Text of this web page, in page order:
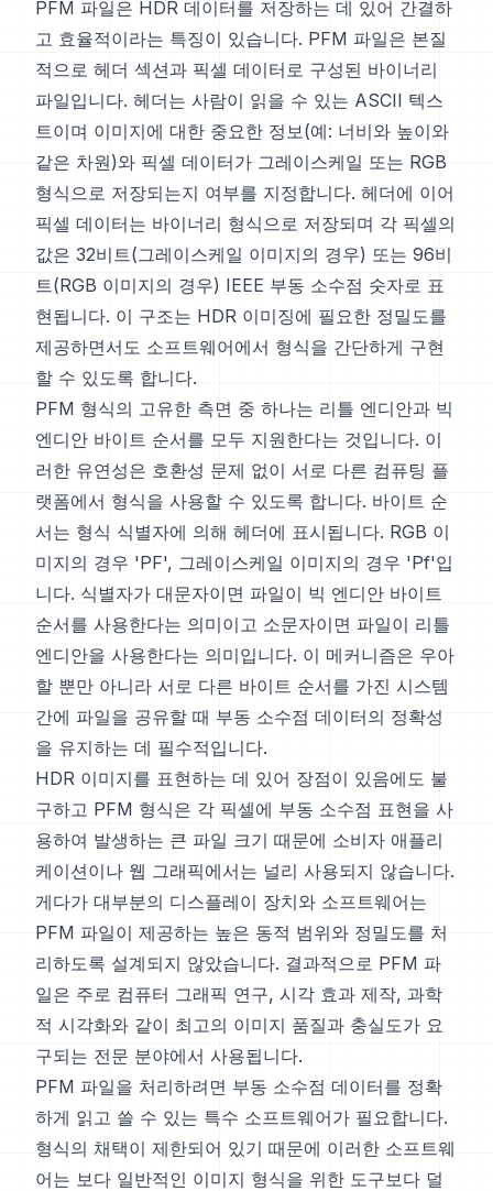
PFM 파일은 HDR 데이터를 저장하는 데 있어 간결하
고 효율적이라는 특징이 있습니다. PFM 파일은 본질
적으로 헤더 섹션과 픽셀 데이터로 구성된 바이너리
파일입니다. 헤더는 사람이 읽을 수 있는 ASCII 텍스
트이며 이미지에 대한 중요한 정보(예: 너비와 높이와
같은 차원)와 픽셀 데이터가 그레이스케일 또는 RGB
형식으로 저장되는지 여부를 지정합니다. 헤더에 이어
픽셀 데이터는 바이너리 형식으로 저장되며 각 픽셀의
값은 32비트(그레이스케일 이미지의 경우) 또는 96비
트(RGB 이미지의 경우) IEEE 부동 소수점 숫자로 표
현됩니다. 이 구조는 HDR 이미징에 필요한 정밀도를
제공하면서도 소프트웨어에서 형식을 간단하게 구현
할 수 있도록 합니다.
PFM 형식의 고유한 측면 중 하나는 리틀 엔디안과 빅
엔디안 바이트 순서를 모두 지원한다는 것입니다. 이
러한 유연성은 호환성 문제 없이 서로 다른 컴퓨팅 플
랫폼에서 형식을 사용할 수 있도록 합니다. 바이트 순
서는 형식 식별자에 의해 헤더에 표시됩니다. RGB 이
미지의 경우 'PF', 그레이스케일 이미지의 경우 'Pf'입
니다. 식별자가 대문자이면 파일이 빅 엔디안 바이트
순서를 사용한다는 의미이고 소문자이면 파일이 리틀
엔디안을 사용한다는 의미입니다. 이 메커니즘은 우아
할 뿐만 아니라 서로 다른 바이트 순서를 가진 시스템
간에 파일을 공유할 때 부동 소수점 데이터의 정확성
을 유지하는 데 필수적입니다.
HDR 이미지를 표현하는 데 있어 장점이 있음에도 불
구하고 PFM 형식은 각 픽셀에 부동 소수점 표현을 사
용하여 발생하는 큰 파일 크기 때문에 소비자 애플리
케이션이나 웹 그래픽에서는 널리 사용되지 않습니다.
게다가 대부분의 디스플레이 장치와 소프트웨어는
PFM 파일이 제공하는 높은 동적 범위와 정밀도를 처
리하도록 설계되지 않았습니다. 결과적으로 PFM 파
일은 주로 컴퓨터 그래픽 연구, 시각 효과 제작, 과학
적 시각화와 같이 최고의 이미지 품질과 충실도가 요
구되는 전문 분야에서 사용됩니다.
PFM 파일을 처리하려면 부동 소수점 데이터를 정확
하게 읽고 쓸 수 있는 특수 소프트웨어가 필요합니다.
형식의 채택이 제한되어 있기 때문에 이러한 소프트웨
어는 보다 일반적인 이미지 형식을 위한 도구보다 덜